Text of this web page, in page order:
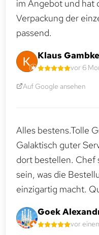
im Angebot und hat
Verpackung der
passend.
Klaus Gambke
vor 6
Auf Google ansehen
Alles bestens.Tolle
Galaktisch guter
dort bestellen. Chef
sein, was die
einzigartig macht.
Goek
vor